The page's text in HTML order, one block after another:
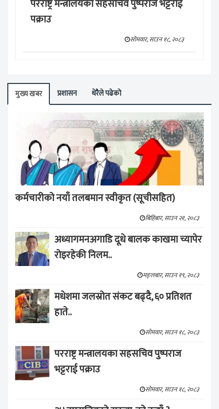
परराष्ट्र मन्त्रालयका सहसचिव पुष्पराज भट्टराई
पक्राउ
सोमवार, साउन १८, २०८३
मुख्य खबर प्रशासन धेरैले पढेको
कर्मचारीको नयाँ तलबमान स्वीकृत (सूचीसहित)
बिहिबार, साउन २१, २०८३
अध्यागमनअगाडि दूधे बालक काखमा च्यापेर
रोइरहेकी निलम..
मङ्लबार, साउन १९, २०८३
मधेशमा जलस्रोत संकट बढ्दै, ६० प्रतिशत
हाते..
सोमवार, साउन १८, २०८३
परराष्ट्र मन्त्रालयका सहसचिव पुष्पराज
भट्टराई पक्राउ
सोमवार, साउन १८, २०८३